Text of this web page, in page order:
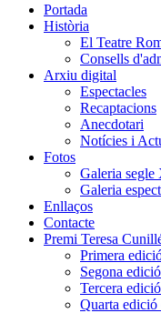
Portada
Història
El Teatre
Consells
Arxiu digital
Espectacles
Recaptacions
Anecdotari
Notícies i
Fotos
Galeria segle
Galeria
Enllaços
Contacte
Premi Teresa
Primera
Segona
Tercera
Quarta